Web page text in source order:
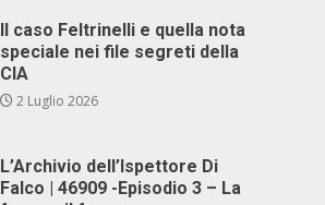
Il caso Feltrinelli e quella nota
speciale nei file segreti della
CIA
2 Luglio 2026
L’Archivio dell’Ispettore Di
Falco | 46909 -Episodio 3 – La